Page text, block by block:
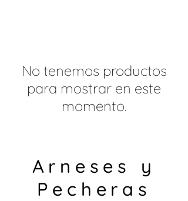
No tenemos productos
para mostrar en este
momento.
Arneses y
Pecheras